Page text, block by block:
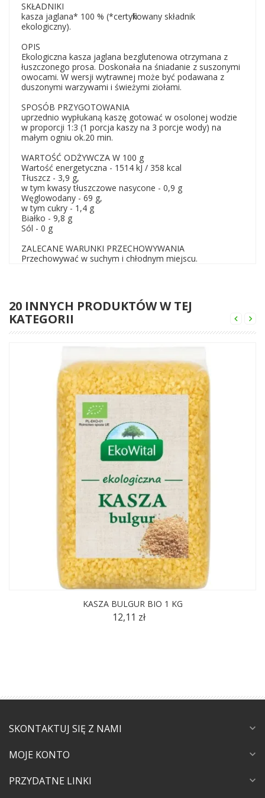
SKŁADNIKI
kasza jaglana* 100 % (*certyfikowany składnik
ekologiczny).
OPIS
Ekologiczna kasza jaglana bezglutenowa otrzymana z
łuszczonego prosa. Doskonała na śniadanie z suszonymi
owocami. W wersji wytrawnej może być podawana z
duszonymi warzywami i świeżymi ziołami.
SPOSÓB PRZYGOTOWANIA
uprzednio wypłukaną kaszę gotować w osolonej wodzie
w proporcji 1:3 (1 porcja kaszy na 3 porcje wody) na
małym ogniu ok.20 min.
WARTOŚĆ ODŻYWCZA W 100 g
Wartość energetyczna - 1514 kJ / 358 kcal
Tłuszcz - 3,9 g,
w tym kwasy tłuszczowe nasycone - 0,9 g
Węglowodany - 69 g,
w tym cukry - 1,4 g
Białko - 9,8 g
Sól - 0 g
ZALECANE WARUNKI PRZECHOWYWANIA
Przechowywać w suchym i chłodnym miejscu.
20 INNYCH PRODUKTÓW W TEJ
KATEGORII
KASZA BULGUR BIO 1 KG
12,11 zł
SKONTAKTUJ SIĘ Z NAMI expand_more
MOJE KONTO expand_more
PRZYDATNE LINKI expand_more